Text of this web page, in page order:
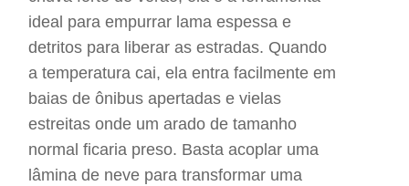
ideal para empurrar lama espessa e
detritos para liberar as estradas. Quando
a temperatura cai, ela entra facilmente em
baias de ônibus apertadas e vielas
estreitas onde um arado de tamanho
normal ficaria preso. Basta acoplar uma
lâmina de neve para transformar uma